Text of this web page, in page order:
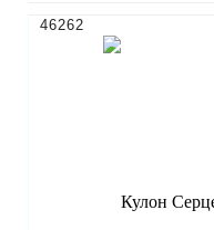
46262